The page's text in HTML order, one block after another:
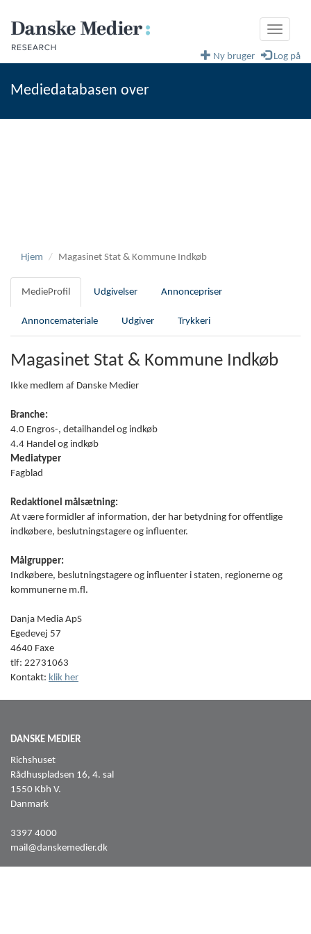
Toggle
Log på
Ny bruger
Mediedatabasen over
Hjem Magasinet Stat & Kommune Indkøb
MedieProfil Udgivelser Annoncepriser
Annoncemateriale Udgiver Trykkeri
Magasinet Stat & Kommune Indkøb
Ikke medlem af Danske Medier
Branche:
4.0 Engros-, detailhandel og indkøb
4.4 Handel og indkøb
Mediatyper
Fagblad
Redaktionel målsætning:
At være formidler af information, der har betydning for offentlige
indkøbere, beslutningstagere og influenter.
Målgrupper:
Indkøbere, beslutningstagere og influenter i staten, regionerne og
kommunerne m.fl.
Danja Media ApS
Egedevej 57
4640 Faxe
tlf: 22731063
Kontakt: klik her
DANSKE MEDIER
Richshuset
Rådhuspladsen 16, 4. sal
1550 Kbh V.
Danmark
3397 4000
mail@danskemedier.dk